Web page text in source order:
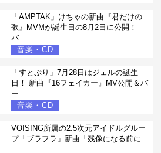
「AMPTAK」けちゃの新曲『君だけの
歌』MVMが誕生日の8月2日に公開！
バ...
音楽・CD
「すとぷり」7月28日はジェルの誕生
日！ 新曲『16フェイカー』MV公開＆バ
ー...
音楽・CD
VOISING所属の2.5次元アイドルグルー
プ「ブラフラ」新曲「残像になる前に...